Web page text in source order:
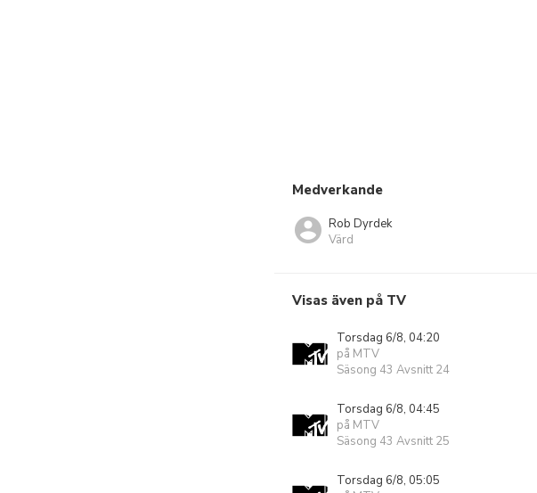
Medverkande
Rob Dyrdek
Värd
Visas även på TV
Torsdag 6/8, 04:20
på MTV
Säsong 43 Avsnitt 24
Torsdag 6/8, 04:45
på MTV
Säsong 43 Avsnitt 25
Torsdag 6/8, 05:05